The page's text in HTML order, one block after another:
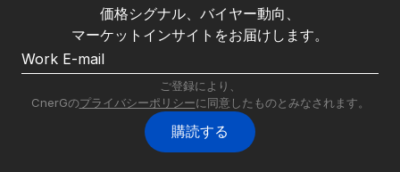
価格シグナル、バイヤー動向、
マーケットインサイトをお届けします。
ご登録により、
CnerGのプライバシーポリシーに同意したものとみなされます。
購読する